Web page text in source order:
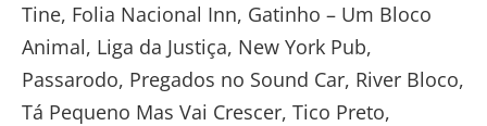
Tine, Folia Nacional Inn, Gatinho – Um Bloco
Animal, Liga da Justiça, New York Pub,
Passarodo, Pregados no Sound Car, River Bloco,
Tá Pequeno Mas Vai Crescer, Tico Preto,